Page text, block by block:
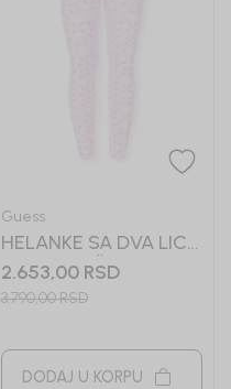
Guess
HELANKE SA DVA LICA
ZA DEVOJČICE
GUESS
2.653,00 RSD
3.790,00RSD
DODAJ U KORPU